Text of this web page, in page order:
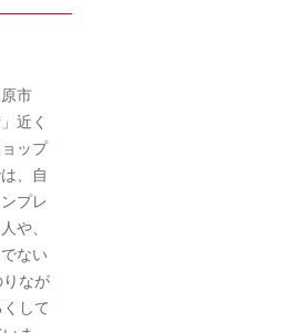
市
近く
ップ
、自
プレ
や、
ない
りなが
して